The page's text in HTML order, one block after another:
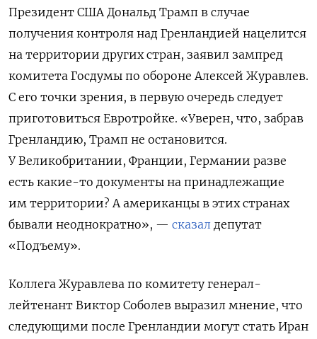
Президент США Дональд Трамп в случае
получения контроля над Гренландией нацелится
на территории других стран, заявил зампред
комитета Госдумы по обороне Алексей Журавлев.
С его точки зрения, в первую очередь следует
приготовиться Евротройке. «Уверен, что, забрав
Гренландию, Трамп не остановится.
У Великобритании, Франции, Германии разве
есть какие-то документы на принадлежащие
им территории? А американцы в этих странах
бывали неоднократно», — сказал депутат
«Подъему».
Коллега Журавлева по комитету генерал-
лейтенант Виктор Соболев выразил мнение, что
следующими после Гренландии могут стать Иран